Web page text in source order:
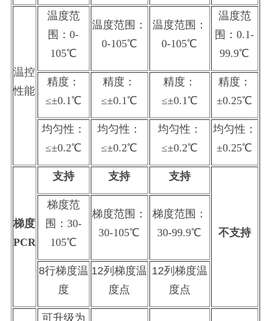
温控
性能
温度范
围：0-
105℃
温度范围：
0-105℃
温度范围：
0-105℃
温度范
围：0.1-
99.9℃
精度：
≤±0.1℃
精度：
≤±0.1℃
精度：
≤±0.1℃
精度：
±0.25℃
均匀性：
≤±0.2℃
均匀性：
≤±0.2℃
均匀性：
≤±0.2℃
均匀性：
±0.25℃
梯度
PCR
支持 支持 支持
不支持
梯度范
围： 30-
105℃
梯度范围：
30-105℃
梯度范围：
30-99.9℃
8行梯度温
度
12列梯度温
度点
12列梯度温
度点
可升级为